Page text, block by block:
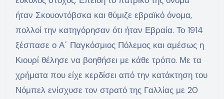
ήταν Σκουοντόβσκα και θύμιζε εβραϊκό όνομα,
πολλοί την κατηγόρησαν ότι ήταν Εβραία. Το 1914
ξέσπασε ο Α΄ Παγκόσμιος Πόλεμος και αμέσως η
Κιουρί θέλησε να βοηθήσει με κάθε τρόπο. Με τα
χρήματα που είχε κερδίσει από την κατάκτηση του
Νόμπελ ενίσχυσε τον στρατό της Γαλλίας με 20